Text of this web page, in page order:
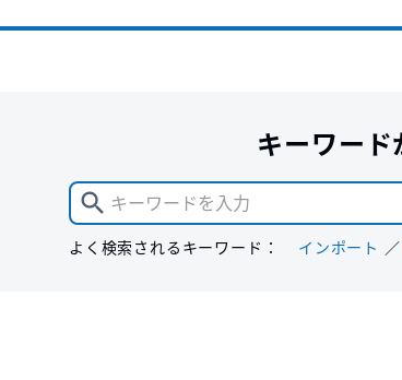
キーワード
よく検索されるキーワード： インポート